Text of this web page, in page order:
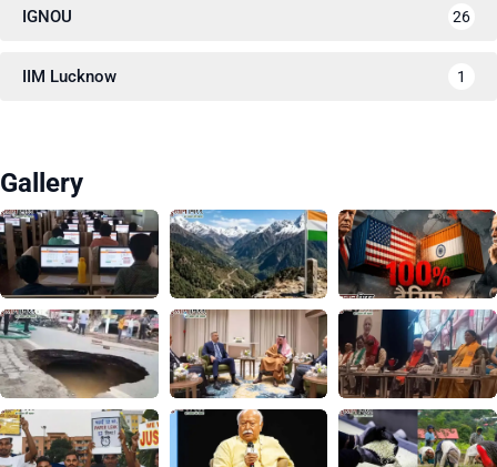
IGNOU 26
IIM Lucknow 1
Gallery